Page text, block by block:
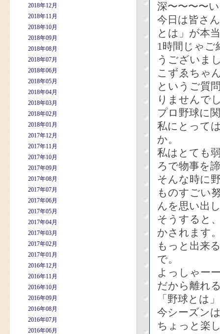
2018年12月
2018年11月
2018年10月
2018年09月
2018年08月
2018年07月
2018年06月
2018年05月
2018年04月
2018年03月
2018年02月
2018年01月
2017年12月
2017年11月
2017年10月
2017年09月
2017年08月
2017年07月
2017年06月
2017年05月
2017年04月
2017年03月
2017年02月
2017年01月
2016年12月
2016年11月
2016年10月
2016年09月
2016年08月
2016年07月
2016年06月
深〜〜〜〜
今日は皆さ
とは」が本
1時間じゃ
うございま
こずゑちゃ
というご質
りませんで
プロ野球に
私にとって
か。
私はとても
ろで物事を
そんな時に
ものすごい
んを思い出
そうすると
かされます
もっと出来
で。
よっしゃー
だから離れ
「野球とは
今シーズン
ちょっと楽